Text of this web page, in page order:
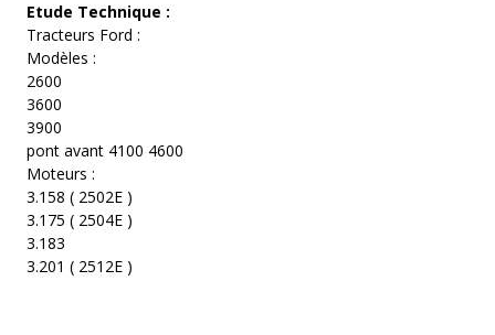
Etude Technique :
Tracteurs Ford :
Modèles :
2600
3600
3900
pont avant 4100 4600
Moteurs :
3.158 ( 2502E )
3.175 ( 2504E )
3.183
3.201 ( 2512E )